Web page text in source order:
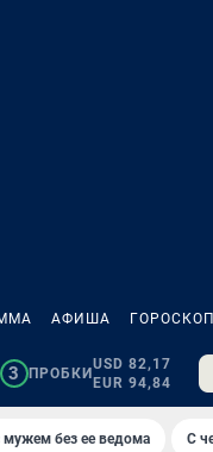
АФИША ГОРОСКОП
3 ПРОБКИ
USD 82,17
EUR 94,84
мужем без ее ведома С